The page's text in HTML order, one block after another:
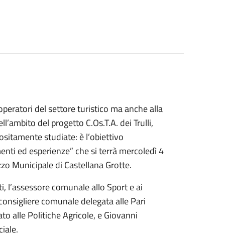
del settore turistico ma anche alla
del progetto C.Os.T.A. dei Trulli,
studiate: è l’obiettivo
ed esperienze” che si terrà mercoledì 4
Municipale di Castellana Grotte.
comunale allo Sport e ai
comunale delegata alle Pari
alle Politiche Agricole, e Giovanni